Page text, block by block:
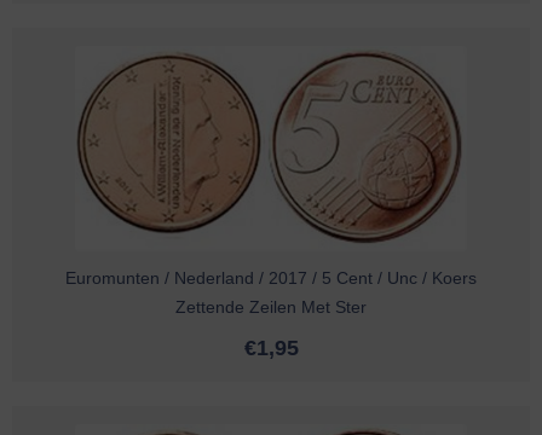
Euromunten / Nederland / 2017 / 5 Cent / Unc / Koers
Zettende Zeilen Met Ster
€1,95